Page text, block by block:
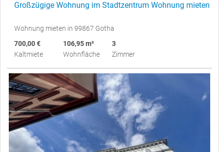
Großzügige Wohnung im Stadtzentrum Wohnung mieten
Wohnung mieten in 99867 Gotha
700,00 €
Kaltmiete
106,95 m²
Wohnfläche
3
Zimmer